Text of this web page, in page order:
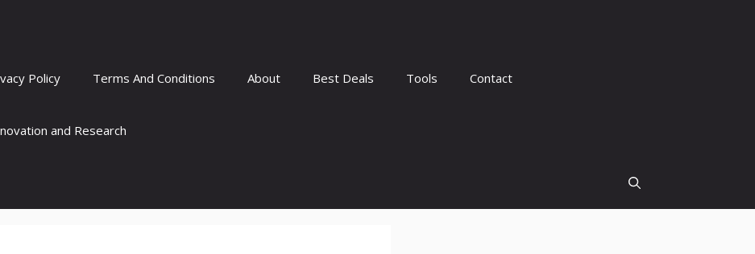
Policy Terms And Conditions About Best Deals Tools Contact
and Research